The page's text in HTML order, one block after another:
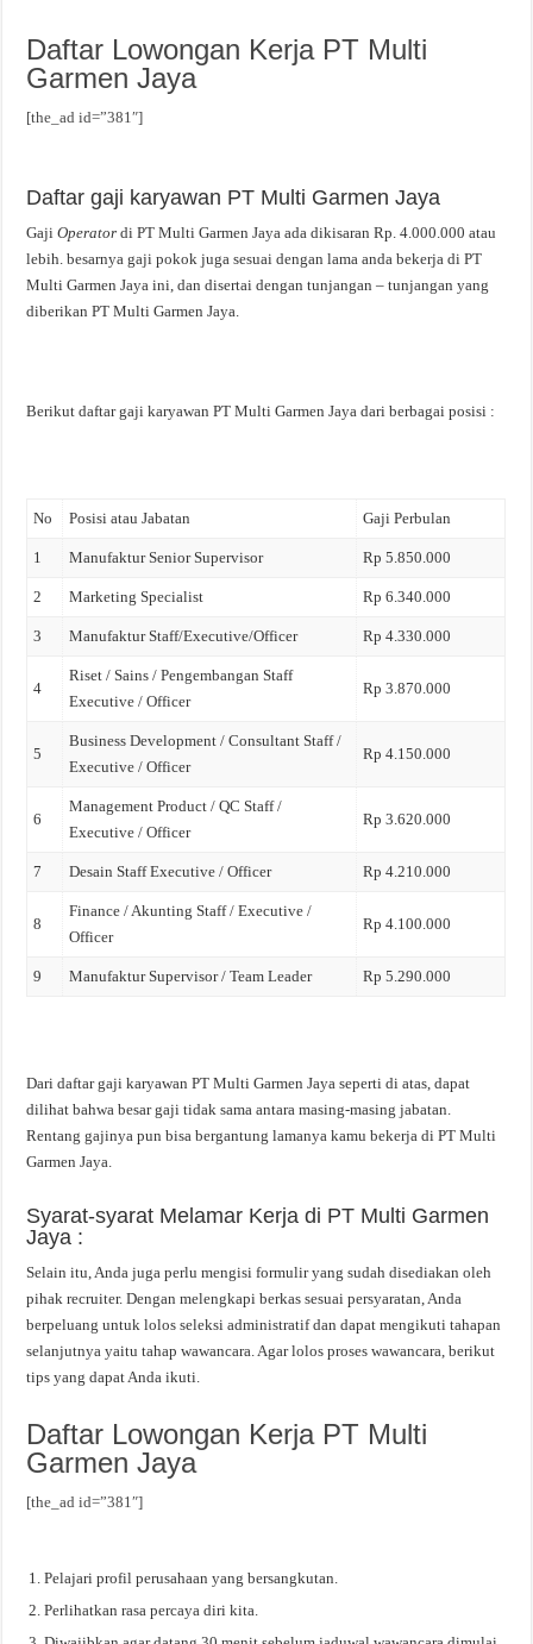
Daftar Lowongan Kerja PT Multi
Garmen Jaya
[the_ad id=”381″]
Daftar gaji karyawan PT Multi Garmen Jaya
GajiOperatordi PT Multi Garmen Jaya ada dikisaran Rp. 4.000.000 atau
lebih. besarnya gaji pokok juga sesuai dengan lama anda bekerja di PT
Multi Garmen Jaya ini, dan disertai dengan tunjangan – tunjangan yang
diberikan PT Multi Garmen Jaya.
Berikut daftar gaji karyawan PT Multi Garmen Jaya dari berbagai posisi :
No Posisi atau Jabatan Gaji Perbulan
1 Manufaktur Senior Supervisor Rp 5.850.000
2 Marketing Specialist Rp 6.340.000
3 Manufaktur Staff/Executive/Officer Rp 4.330.000
4
Riset / Sains / Pengembangan Staff
Executive / Officer
Rp 3.870.000
5
Business Development / Consultant Staff /
Executive / Officer
Rp 4.150.000
6
Management Product / QC Staff /
Executive / Officer
Rp 3.620.000
7 Desain Staff Executive / Officer Rp 4.210.000
8
Finance / Akunting Staff / Executive /
Officer
Rp 4.100.000
9 Manufaktur Supervisor / Team Leader Rp 5.290.000
Dari daftar gaji karyawan PT Multi Garmen Jaya seperti di atas, dapat
dilihat bahwa besar gaji tidak sama antara masing-masing jabatan.
Rentang gajinya pun bisa bergantung lamanya kamu bekerja di PT Multi
Garmen Jaya.
Syarat-syarat Melamar Kerja di PT Multi Garmen
Jaya :
Selain itu, Anda juga perlu mengisi formulir yang sudah disediakan oleh
pihak recruiter. Dengan melengkapi berkas sesuai persyaratan, Anda
berpeluang untuk lolos seleksi administratif dan dapat mengikuti tahapan
selanjutnya yaitu tahap wawancara. Agar lolos proses wawancara, berikut
tips yang dapat Anda ikuti.
Daftar Lowongan Kerja PT Multi
Garmen Jaya
[the_ad id=”381″]
Pelajari profil perusahaan yang bersangkutan.
Perlihatkan rasa percaya diri kita.